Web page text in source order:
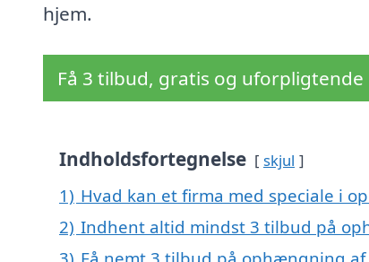
hjem.
Få 3 tilbud, gratis og uforpligtende
Indholdsfortegnelse skjul
1) Hvad kan et firma med speciale i
2) Indhent altid mindst 3 tilbud på